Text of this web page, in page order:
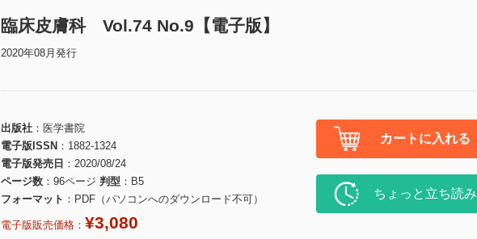
臨床皮膚科 Vol.74 No.9【電子版】
2020年08月発行
出版社
医学書院
電子版ISSN
1882-1324
電子版発売日
2020/08/24
ページ数
96ページ 判型
B5
フォーマット
PDF（パソコンへのダウンロード不可）
電子版販売価格： ¥3,080
カートに入れる
ちょっと立ち読み